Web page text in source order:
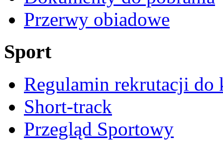
Przerwy obiadowe
Sport
Regulamin rekrutacji do
Short-track
Przegląd Sportowy